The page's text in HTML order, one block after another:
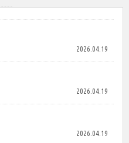
2026.04.19
2026.04.19
2026.04.19